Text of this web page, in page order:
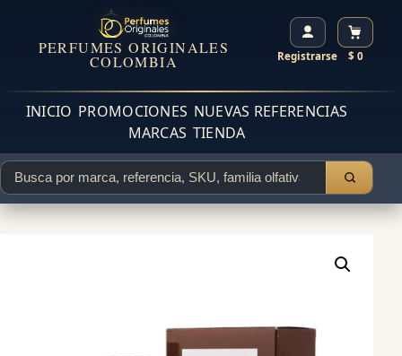
PERFUMES ORIGINALES
COLOMBIA Registrarse $ 0
INICIO PROMOCIONES NUEVAS REFERENCIAS
MARCAS TIENDA